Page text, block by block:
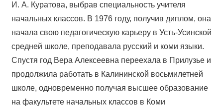
И. А. Куратова, выбрав специальность учителя
начальных классов. В 1976 году, получив диплом, она
начала свою педагогическую карьеру в Усть-Усинской
средней школе, преподавала русский и коми языки.
Спустя год Вера Алексеевна переехала в Прилузье и
продолжила работать в Калининской восьмилетней
школе, одновременно получая высшее образование
на факультете начальных классов в Коми